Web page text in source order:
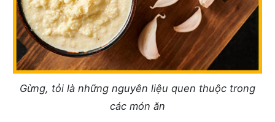
Gừng, tỏi là những nguyên liệu quen thuộc trong
các món ăn